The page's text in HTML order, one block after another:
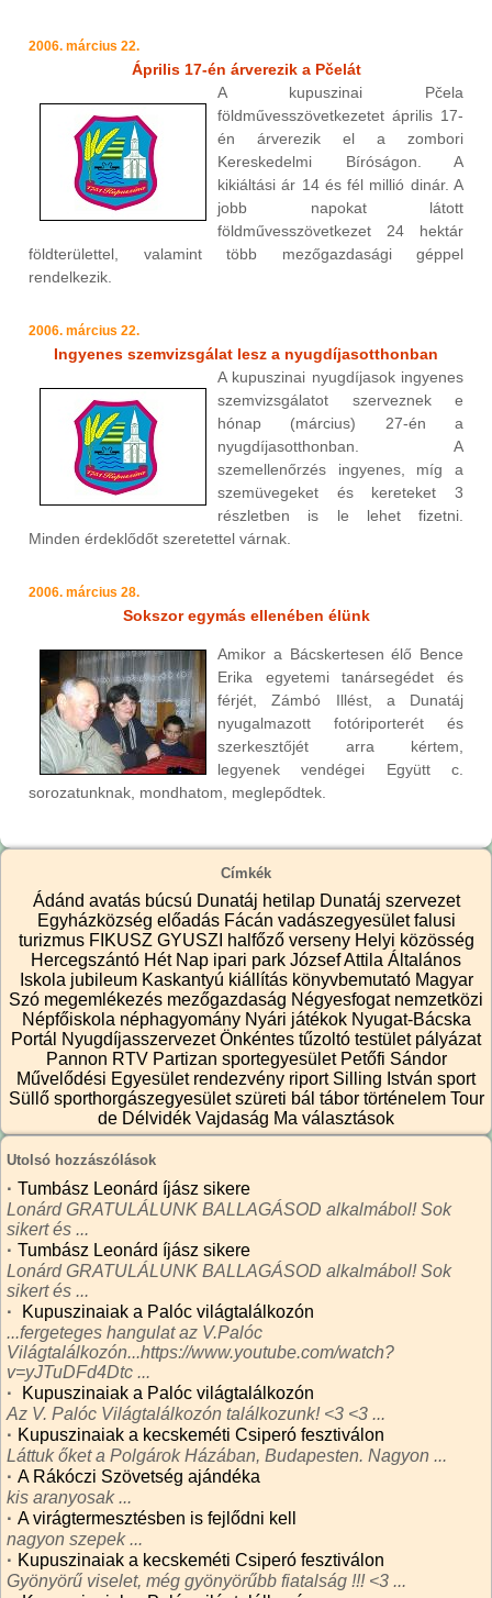
2006. március 22.
Április 17-én árverezik a Pčelát
A kupuszinai Pčela
földművesszövetkezetet április 17-
én árverezik el a zombori
Kereskedelmi Bíróságon. A
kikiáltási ár 14 és fél millió dinár. A
jobb napokat látott
földművesszövetkezet 24 hektár
földterülettel, valamint több mezőgazdasági géppel
rendelkezik.
2006. március 22.
Ingyenes szemvizsgálat lesz a nyugdíjasotthonban
A kupuszinai nyugdíjasok ingyenes
szemvizsgálatot szerveznek e
hónap (március) 27-én a
nyugdíjasotthonban. A
szemellenőrzés ingyenes, míg a
szemüvegeket és kereteket 3
részletben is le lehet fizetni.
Minden érdeklődőt szeretettel várnak.
2006. március 28.
Sokszor egymás ellenében élünk
Amikor a Bácskertesen élő Bence
Erika egyetemi tanársegédet és
férjét, Zámbó Illést, a Dunatáj
nyugalmazott fotóriporterét és
szerkesztőjét arra kértem,
legyenek vendégei Együtt c.
sorozatunknak, mondhatom, meglepődtek.
Címkék
Ádánd avatás búcsú Dunatáj hetilap Dunatáj szervezet
Egyházközség előadás Fácán vadászegyesületfalusi
turizmus FIKUSZ GYUSZI halfőző verseny Helyi közösség
Hercegszántó Hét Nap ipari park József Attila Általános
Iskola jubileum Kaskantyú kiállítás könyvbemutató Magyar
Szó megemlékezés mezőgazdaság Négyesfogat nemzetközi
Népfőiskola néphagyomány Nyári játékok Nyugat-Bácska
Portál
NyugdíjasszervezetÖnkéntes tűzoltó testület pályázat
Pannon RTV Partizan sportegyesület Petőfi Sándor
Művelődési Egyesület rendezvény riport Silling István sport
Süllő sporthorgászegyesületszüreti bál tábor történelem Tour
de Délvidék Vajdaság Ma választások
Utolsó hozzászólások
· Tumbász Leonárd íjász sikere
Lonárd GRATULÁLUNK BALLAGÁSOD alkalmábol! Sok
sikert és ...
· Tumbász Leonárd íjász sikere
Lonárd GRATULÁLUNK BALLAGÁSOD alkalmábol! Sok
sikert és ...
·
Kupuszinaiak a Palóc világtalálkozón
...fergeteges hangulat az V.Palóc
Világtalálkozón...https://www.youtube.com/watch?
v=yJTuDFd4Dtc ...
·
Kupuszinaiak a Palóc világtalálkozón
Az V. Palóc Világtalálkozón találkozunk! <3 <3 ...
· Kupuszinaiak a kecskeméti Csiperó fesztiválon
Láttuk őket a Polgárok Házában, Budapesten. Nagyon ...
· A Rákóczi Szövetség ajándéka
kis aranyosak ...
· A virágtermesztésben is fejlődni kell
nagyon szepek ...
· Kupuszinaiak a kecskeméti Csiperó fesztiválon
Gyönyörű viselet, még gyönyörűbb fiatalság !!! <3 ...